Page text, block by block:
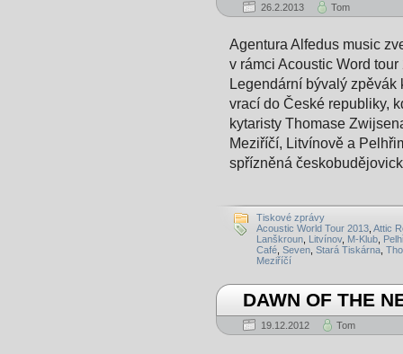
26.2.2013 Tom
Agentura Alfedus music
v rámci Acoustic Word
Legendární bývalý
vrací do České republiky,
kytaristy Thomase
Meziříčí, Litvínově a
spřízněná
Tiskové zprávy
Acoustic World Tour 2013 Attic
Lanškroun Litvínov, M-Klub
Café Seven Stará Tiskárna
Meziříčí
DAWN OF THE
19.12.2012 Tom